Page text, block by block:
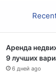
Аренда
9 лучших
6 дней ago